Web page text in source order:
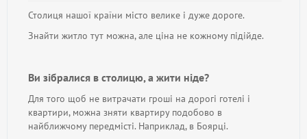
Столиця нашої країни місто велике і дуже дороге.
Знайти житло тут можна, але ціна не кожному підійде.
Ви зібралися в столицю, а жити ніде?
Для того щоб не витрачати гроші на дорогі готелі і
квартири, можна зняти квартиру подобово в
найближчому передмісті. Наприклад, в Боярці.